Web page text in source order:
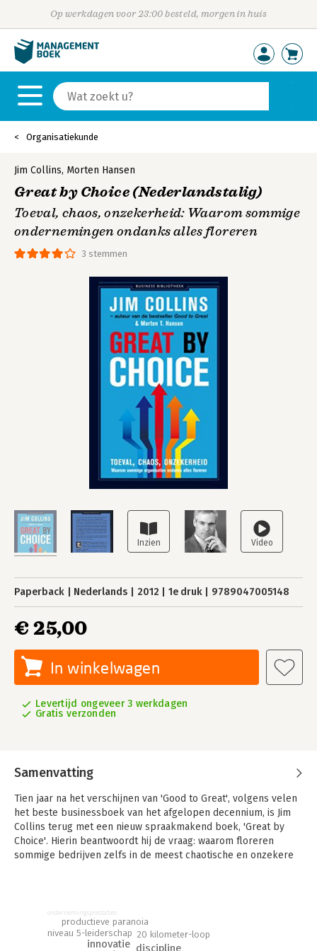
Op werkdagen voor 23:00 besteld, morgen in huis
Organisatiekunde
3 stemmen
Jim Collins, Morten Hansen
Great by Choice (Nederlandstalig)
Toeval, chaos, onzekerheid: Waarom sommige
ondernemingen ondanks alles floreren
Paperback Nederlands 2012 1e druk 9789047005148
€ 25,00
In winkelwagen
Levertijd ongeveer 3 werkdagen
Gratis verzonden
Samenvatting
Tien jaar na het verschijnen van 'Good to Great', volgens velen
het beste businessboek van het afgelopen decennium, is Jim
Collins terug met een nieuw spraakmakend boek, 'Great by
Choice'. Hierin beantwoordt hij de vraag: waarom floreren
sommige bedrijven zelfs in de meest chaotische en onzekere
tegen het alom geaccepteerde idee dat we 'in deze snelle
tijden' direct moeten reageren en schakelen. Dat leidt juist
innovatie discipline
niveau 5-leiderschap
productieve paranoia
20 kilometer-loop
ondernemingsprestaties